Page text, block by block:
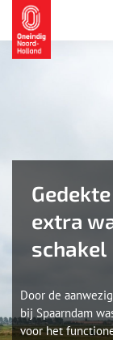
extra
schakel
Door de
bij Spaarndam
voor het